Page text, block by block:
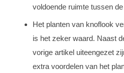
voldoende ruimte tussen
Het planten van knoflook
is het zeker waard. Naast
vorige artikel uiteengezet
extra voordelen van het